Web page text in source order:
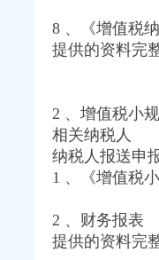
化教育培训工作
权益保护
区代办营业执照和“3.30”任 务
工作
照活动
执照学习制度
-华龙网
新网
代办企业执照|重庆营业
114
8 、《增值税
提供的资料完
2 、增值税小
相关纳税人
纳税人报送申
1 、《增值税
2 、财务报表
提供的资料完